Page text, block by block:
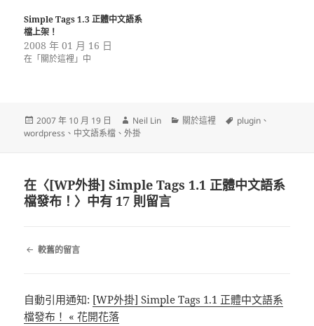
Simple Tags 1.3 正體中文語系
檔上架！
2008 年 01 月 16 日
在「關於這裡」中
發
佈
2007 年 10 月 19 日
作
者
Neil Lin
分
關於這裡
標
plugin 、
wordpress 、 中文語系檔 、外掛
在〈[WP外掛] Simple Tags 1.1 正體中文語系
檔發布！〉中有 17 則留言
留 較舊的留言
自動引用通知: [WP外掛] Simple Tags 1.1 正體中文語系
檔發布！ « 花開花落